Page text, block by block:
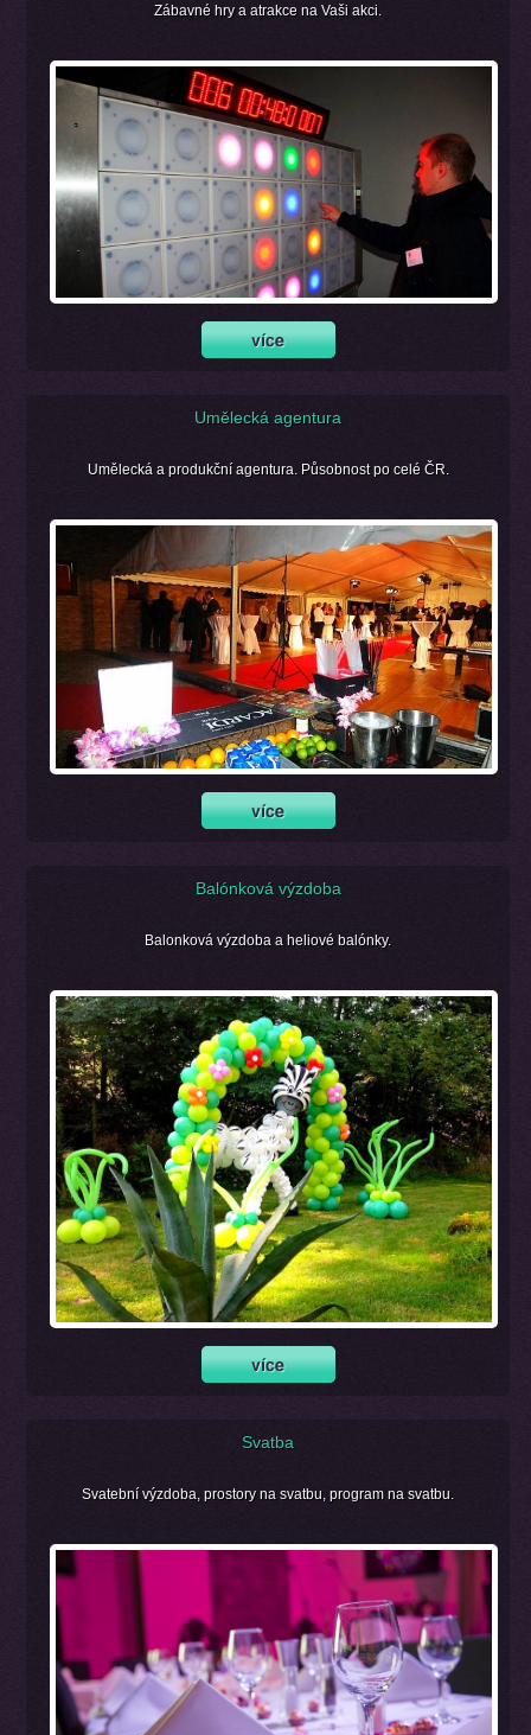
Zábavné hry a atrakce na Vaši akci.
Umělecká agentura
Umělecká a produkční agentura. Působnost po celé ČR.
Balónková výzdoba
Balonková výzdoba a heliové balónky.
Svatba
Svatební výzdoba, prostory na svatbu, program na svatbu.